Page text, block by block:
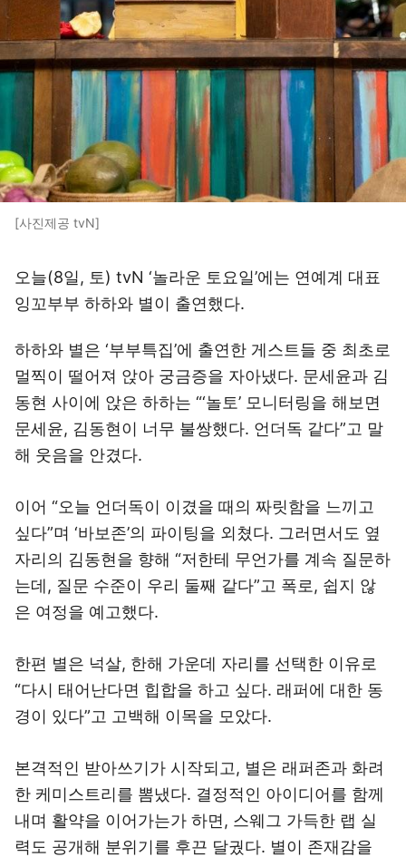
[사진제공 tvN]
오늘(8일, 토) tvN ‘놀라운 토요일’에는 연예계 대표
잉꼬부부 하하와 별이 출연했다.
하하와 별은 ‘부부특집’에 출연한 게스트들 중 최초로
멀찍이 떨어져 앉아 궁금증을 자아냈다. 문세윤과 김
동현 사이에 앉은 하하는 “‘놀토’ 모니터링을 해보면
문세윤, 김동현이 너무 불쌍했다. 언더독 같다”고 말
해 웃음을 안겼다.
이어 “오늘 언더독이 이겼을 때의 짜릿함을 느끼고
싶다”며 ‘바보존’의 파이팅을 외쳤다. 그러면서도 옆
자리의 김동현을 향해 “저한테 무언가를 계속 질문하
는데, 질문 수준이 우리 둘째 같다”고 폭로, 쉽지 않
은 여정을 예고했다.
한편 별은 넉살, 한해 가운데 자리를 선택한 이유로
“다시 태어난다면 힙합을 하고 싶다. 래퍼에 대한 동
경이 있다”고 고백해 이목을 모았다.
본격적인 받아쓰기가 시작되고, 별은 래퍼존과 화려
한 케미스트리를 뽐냈다. 결정적인 아이디어를 함께
내며 활약을 이어가는가 하면, 스웨그 가득한 랩 실
력도 공개해 분위기를 후끈 달궜다. 별이 존재감을